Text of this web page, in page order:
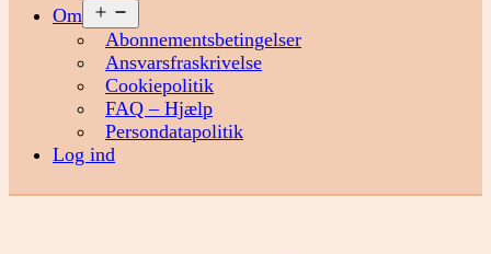
Om
menu
Abonnementsbetingelser
Ansvarsfraskrivelse
Cookiepolitik
FAQ – Hjælp
Persondatapolitik
Log ind